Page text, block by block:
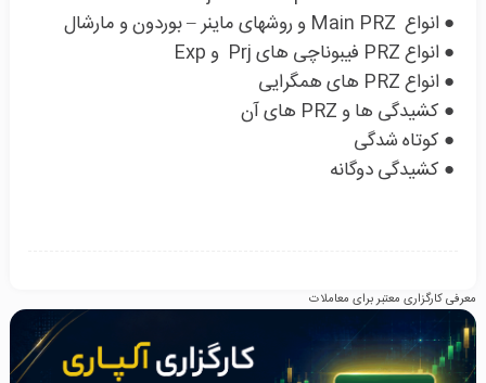
● انواع Main PRZ و روشهای ماینر – بوردون و مارشال
● انواع PRZ فیبوناچی های Prj و Exp
● انواع PRZ های همگرایی
● کشیدگی ها و PRZ های آن
● کوتاه شدگی
● کشیدگی دوگانه
معرفی کارگزاری معتبر برای معاملات